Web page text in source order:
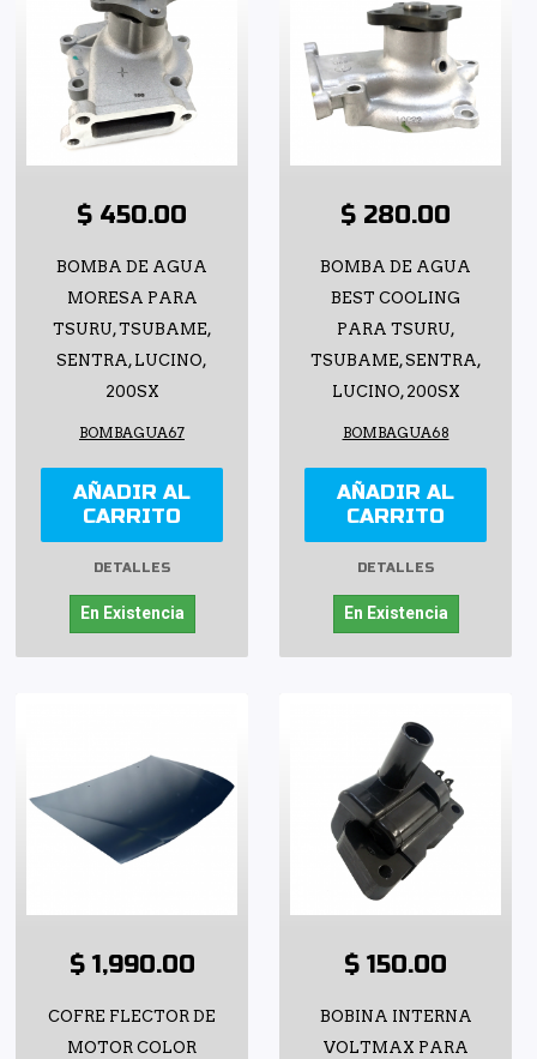
$ 450.00
BOMBA DE AGUA
MORESA PARA
TSURU, TSUBAME,
SENTRA, LUCINO,
200SX
BOMBAGUA67
AÑADIR AL
CARRITO
DETALLES
En Existencia
$ 280.00
BOMBA DE AGUA
BEST COOLING
PARA TSURU,
TSUBAME, SENTRA,
LUCINO, 200SX
BOMBAGUA68
AÑADIR AL
CARRITO
DETALLES
En Existencia
$ 1,990.00
COFRE FLECTOR DE
MOTOR COLOR
$ 150.00
BOBINA INTERNA
VOLTMAX PARA